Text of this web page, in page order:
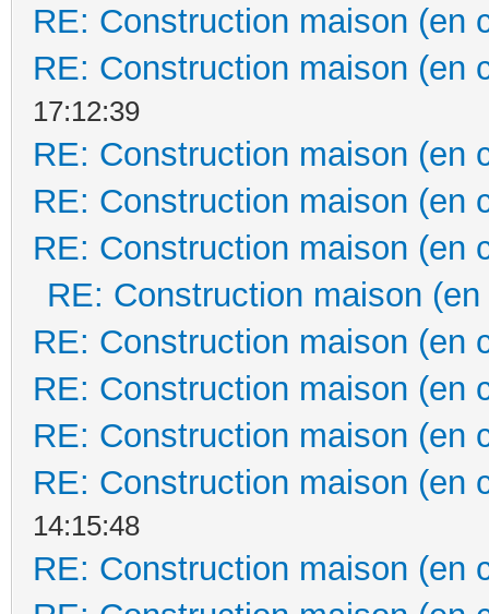
RE: Construction maison (en
RE: Construction maison (en
17:12:39
RE: Construction maison (en
RE: Construction maison (en
RE: Construction maison (en
RE: Construction maison
RE: Construction maison (en
RE: Construction maison (en
RE: Construction maison (en
RE: Construction maison (en
14:15:48
RE: Construction maison (en